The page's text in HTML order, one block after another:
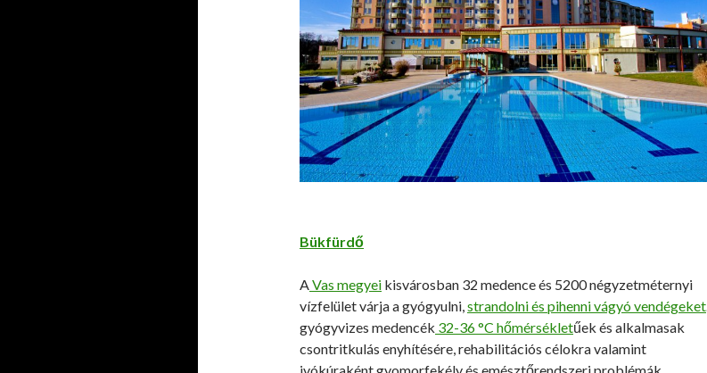
Bükfürdő
A Vas megyei kisvárosban 32 medence és 5200 négyzetméternyi
vízfelület várja a gyógyulni, strandolni és pihenni vágyó vendégeket
gyógyvizes medencék 32-36 °C hőmérsékletűek és alkalmasak
csontritkulás enyhítésére, rehabilitációs célokra valamint
ivókúraként gyomorfekély és emésztőrendszeri problémák